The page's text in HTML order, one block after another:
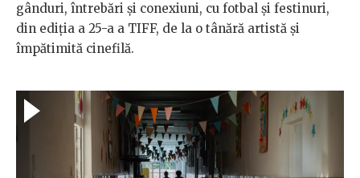
gânduri, întrebări și conexiuni, cu fotbal și festinuri,
din ediția a 25-a a TIFF, de la o tânără artistă și
împătimită cinefilă.